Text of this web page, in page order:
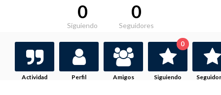
0
Siguiendo
0
Seguidores
Actividad Perfil Amigos Siguiendo
0